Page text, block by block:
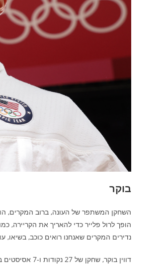
בוקר
השחקן המשתפר של העונה, ברוב המקרים,
הופך לרול פלייר כדי להאריך את הקריירה,
נדירים המקרים שאנחנו רואים כוכב, בשיאו,
דווין בוקר,